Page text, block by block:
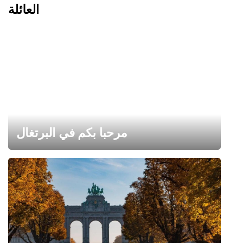
العائلة
مرحبا بكم في البرتغال